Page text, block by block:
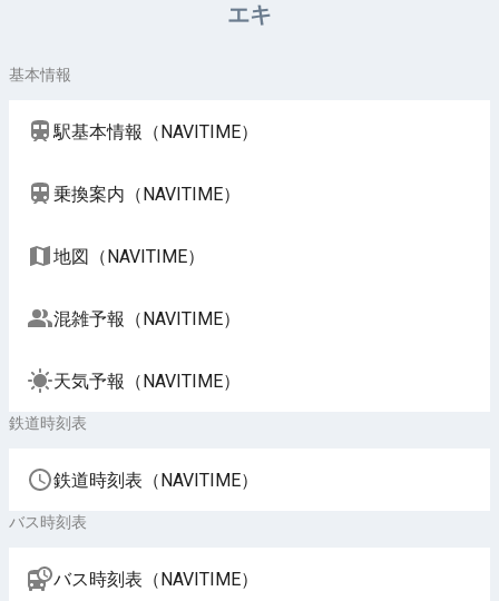
エキ
基本情報
駅基本情報（NAVITIME）
乗換案内（NAVITIME）
地図（NAVITIME）
混雑予報（NAVITIME）
天気予報（NAVITIME）
鉄道時刻表
鉄道時刻表（NAVITIME）
バス時刻表
バス時刻表（NAVITIME）